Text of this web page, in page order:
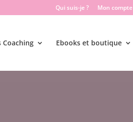
Qui suis-je ? Mon compte
Coaching Ebooks et boutique